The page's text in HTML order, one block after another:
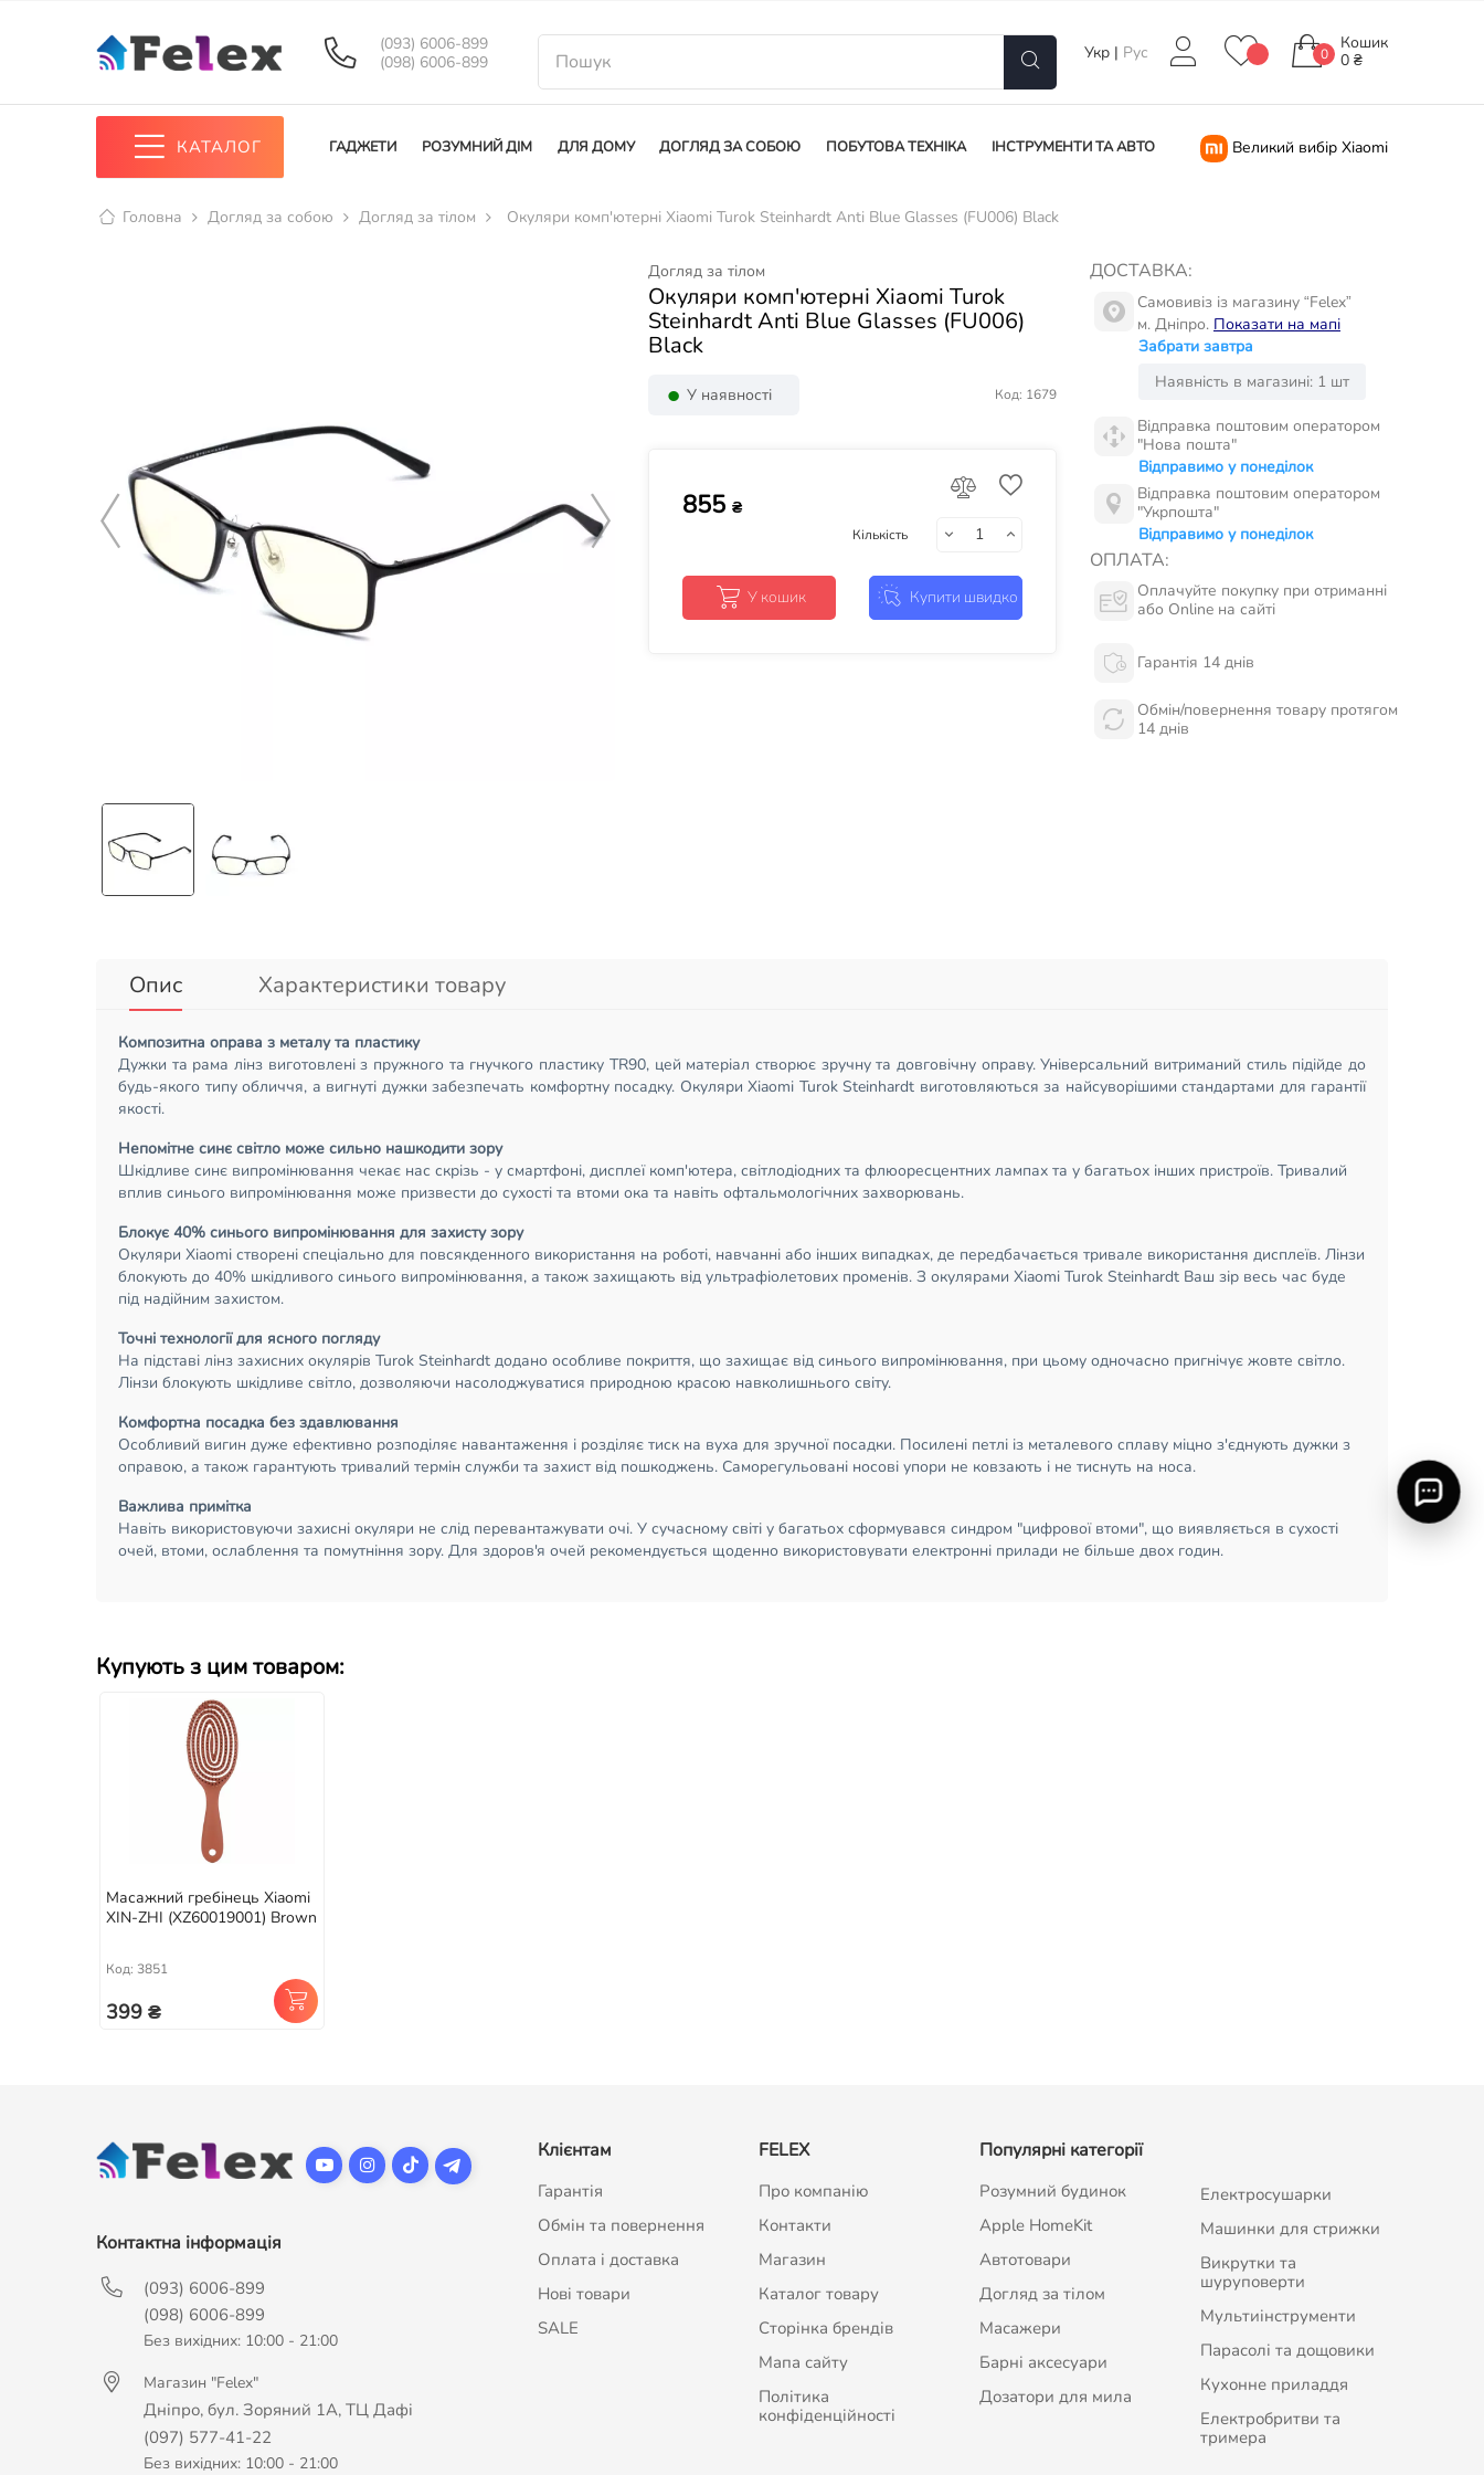
(093) 6006-899
(098) 6006-899
Укр | Рус 0
Кошик
0 ₴
КАТАЛОГ ГАДЖЕТИ РОЗУМНИЙ ДІМ ДЛЯ ДОМУ ДОГЛЯД ЗА СОБОЮ ПОБУТОВА ТЕХНІКА ІНСТРУМЕНТИ ТА АВТО Великий вибір Xiaomi
Головна Догляд за собою Догляд за тілом Окуляри комп'ютерні Xiaomi Turok Steinhardt Anti Blue Glasses (FU006) Black
Догляд за тілом
Окуляри комп'ютерні Xiaomi Turok
Steinhardt Anti Blue Glasses (FU006)
Black
У наявності Код: 1679
855 ₴
Кількість
У кошик Купити швидко
ДОСТАВКА:
Самовивіз із магазину “Felex”
м. Дніпро. Показати на мапі
Забрати завтра
Наявність в магазині: 1 шт
Відправка поштовим оператором
"Нова пошта"
Відправимо у понеділок
Відправка поштовим оператором
"Укрпошта"
Відправимо у понеділок
ОПЛАТА:
Оплачуйте покупку при отриманні
або Online на сайті
Гарантія 14 днів
Обмін/повернення товару протягом
14 днів
Опис Характеристики товару
Композитна оправа з металу та пластику
Дужки та рама лінз виготовлені з пружного та гнучкого пластику TR90, цей матеріал створює зручну та довговічну оправу. Універсальний витриманий стиль підійде до
будь-якого типу обличчя, а вигнуті дужки забезпечать комфортну посадку. Окуляри Xiaomi Turok Steinhardt виготовляються за найсуворішими стандартами для гарантії
якості.
Непомітне синє світло може сильно нашкодити зору
Шкідливе синє випромінювання чекає нас скрізь - у смартфоні, дисплеї комп'ютера, світлодіодних та флюоресцентних лампах та у багатьох інших пристроїв. Тривалий
вплив синього випромінювання може призвести до сухості та втоми ока та навіть офтальмологічних захворювань.
Блокує 40% синього випромінювання для захисту зору
Окуляри Xiaomi створені спеціально для повсякденного використання на роботі, навчанні або інших випадках, де передбачається тривале використання дисплеїв. Лінзи
блокують до 40% шкідливого синього випромінювання, а також захищають від ультрафіолетових променів. З окулярами Xiaomi Turok Steinhardt Ваш зір весь час буде
під надійним захистом.
Точні технології для ясного погляду
На підставі лінз захисних окулярів Turok Steinhardt додано особливе покриття, що захищає від синього випромінювання, при цьому одночасно пригнічує жовте світло.
Лінзи блокують шкідливе світло, дозволяючи насолоджуватися природною красою навколишнього світу.
Комфортна посадка без здавлювання
Особливий вигин дуже ефективно розподіляє навантаження і розділяє тиск на вуха для зручної посадки. Посилені петлі із металевого сплаву міцно з'єднують дужки з
оправою, а також гарантують тривалий термін служби та захист від пошкоджень. Саморегульовані носові упори не ковзають і не тиснуть на носа.
Важлива примітка
Навіть використовуючи захисні окуляри не слід перевантажувати очі. У сучасному світі у багатьох сформувався синдром "цифрової втоми", що виявляється в сухості
очей, втоми, ослаблення та помутніння зору. Для здоров'я очей рекомендується щоденно використовувати електронні прилади не більше двох годин.
Купують з цим товаром:
Масажний гребінець Xiaomi
XIN-ZHI (XZ60019001) Brown
Код: 3851
399 ₴
Контактна інформація
(093) 6006-899
(098) 6006-899
Без вихідних: 10:00 - 21:00
Магазин "Felex"
Дніпро, бул. Зоряний 1А, ТЦ Дафі
(097) 577-41-22
Без вихідних: 10:00 - 21:00
Клієнтам
Гарантія
Обмін та повернення
Оплата і доставка
Нові товари
SALE
FELEX
Про компанію
Контакти
Магазин
Каталог товару
Сторінка брендів
Мапа сайту
Політика
конфіденційності
Популярні категорії
Розумний будинок
Apple HomeKit
Автотовари
Догляд за тілом
Масажери
Барні аксесуари
Дозатори для мила
Електросушарки
Машинки для стрижки
Викрутки та
шуруповерти
Мультиінструменти
Парасолі та дощовики
Кухонне приладдя
Електробритви та
тримера